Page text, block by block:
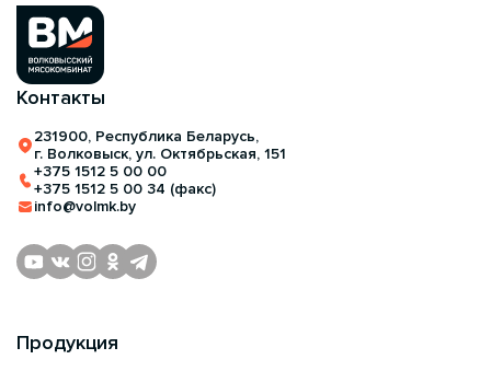
Продукция
Контакты
231900, Республика Беларусь,
г. Волковыск, ул. Октябрьская, 151
+375 1512 5 00 00
+375 1512 5 00 34 (факс)
info@volmk.by